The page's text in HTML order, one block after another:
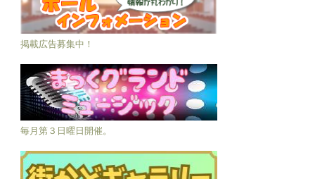
掲載広告募集中！
毎月第３日曜日開催。